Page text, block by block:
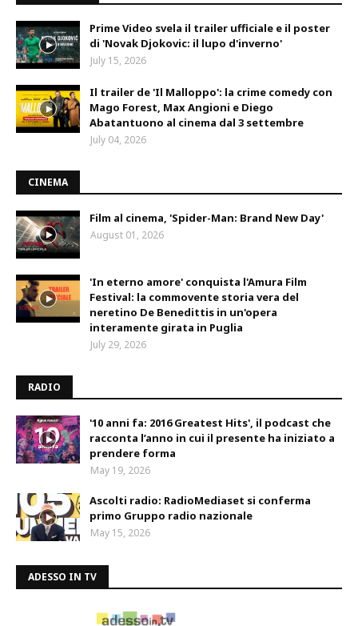
Prime Video svela il trailer ufficiale e il poster
di 'Novak Djokovic: il lupo d'inverno'
July 15, 2026
Il trailer de 'Il Malloppo': la crime comedy con
Mago Forest, Max Angioni e Diego
Abatantuono al cinema dal 3 settembre
July 04, 2026
CINEMA
Film al cinema, 'Spider-Man: Brand New Day'
August 01, 2026
'In eterno amore' conquista l'Amura Film
Festival: la commovente storia vera del
neretino De Benedittis in un'opera
interamente girata in Puglia
July 29, 2026
RADIO
'10 anni fa: 2016 Greatest Hits', il podcast che
racconta l’anno in cui il presente ha iniziato a
prendere forma
May 19, 2026
Ascolti radio: RadioMediaset si conferma
primo Gruppo radio nazionale
May 15, 2026
ADESSO IN TV